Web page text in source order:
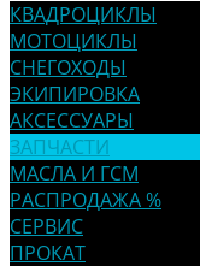
КВАДРОЦИКЛЫ
МОТОЦИКЛЫ
СНЕГОХОДЫ
ЭКИПИРОВКА
АКСЕССУАРЫ
ЗАПЧАСТИ
МАСЛА И ГСМ
РАСПРОДАЖА %
СЕРВИС
ПРОКАТ